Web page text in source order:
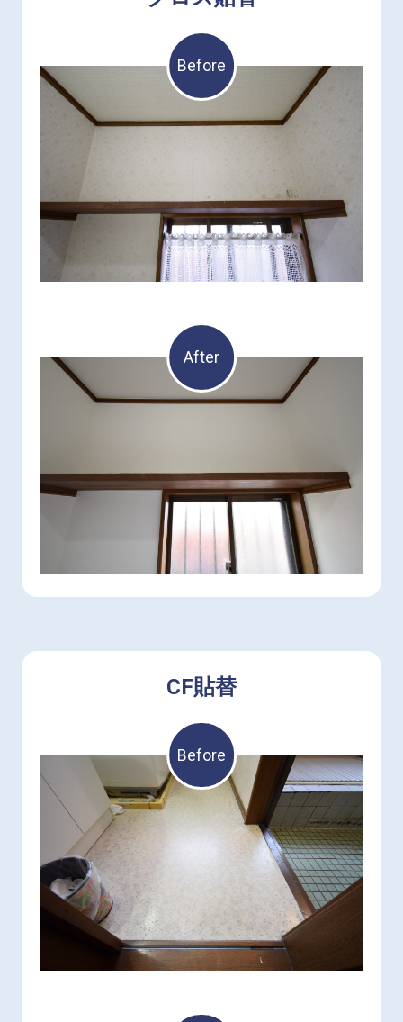
Before
After
CF貼替
Before